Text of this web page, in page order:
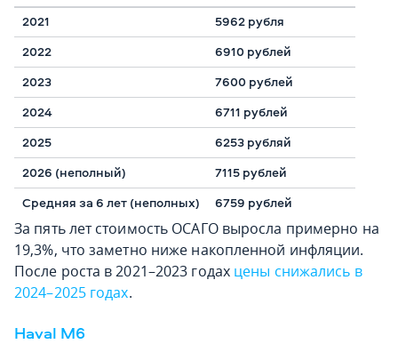
2021
5962 рубля
2022
6910 рублей
2023
7600 рублей
2024
6711 рублей
2025
6253 рубляй
2026 (неполный)
7115 рублей
Средняя за 6 лет (неполных)
6759 рублей
За пять лет стоимость ОСАГО выросла примерно на
19,3%, что заметно ниже накопленной инфляции.
После роста в 2021–2023 годах цены снижались в
2024–2025 годах.
Haval M6